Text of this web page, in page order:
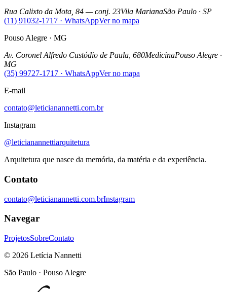
Rua Calixto da Mota, 84 — conj. 23Vila MarianaSão Paulo · SP
(11) 91032-1717 · WhatsAppVer no mapa
Pouso Alegre · MG
Av. Coronel Alfredo Custódio de Paula, 680MedicinaPouso Alegre ·
MG
(35) 99727-1717 · WhatsAppVer no mapa
E-mail
contato@leticianannetti.com.br
Instagram
@leticianannettiarquitetura
Arquitetura que nasce da memória, da matéria e da experiência.
Contato
contato@leticianannetti.com.brInstagram
Navegar
ProjetosSobreContato
© 2026 Letícia Nannetti
São Paulo · Pouso Alegre